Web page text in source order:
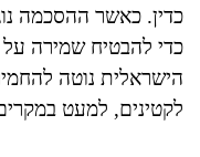
כדין. כאשר ההסכמה
כדי להבטיח שמירה על
הישראלית נוטה
לקטינים, למעט